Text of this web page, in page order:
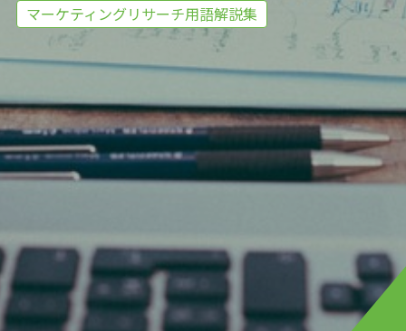
マーケティングリサーチ用語解説集